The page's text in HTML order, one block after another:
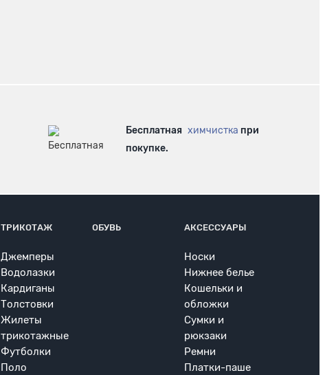
Бесплатная химчистка при
покупке.
ТРИКОТАЖ
Джемперы
Водолазки
Кардиганы
Толстовки
Жилеты
трикотажные
Футболки
Поло
ОБУВЬ АКСЕССУАРЫ
Носки
Нижнее белье
Кошельки и
обложки
Сумки и
рюкзаки
Ремни
Платки-паше